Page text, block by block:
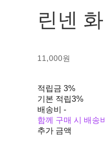
린넨
11,000원
적립금 3%
기본 적립3%
배송비-
함께 구매 시 배송
추가 금액